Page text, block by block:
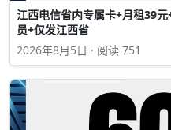
江西电信省内专属卡+月租39
员+仅发江西省
2026年8月5日 · 阅读 751